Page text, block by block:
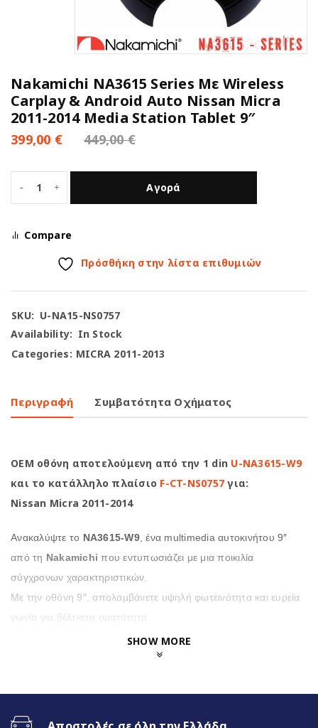
Nakamichi NA3615 Series Με Wireless
Carplay & Android Auto Nissan Micra
2011-2014 Media Station Tablet 9″
449,00€
399,00 €
Αγορά
Compare
Πρόσθήκη στην λίστα επιθυμιών
SKU: U-NA15-NS0757
Availability: In Stock
Categories: MICRA 2011-2013
Περιγραφή Συμβατότητα Οχήματος
OEM οθόνη αποτελούμενη από την 1 din U-NA3615-W9
και το κατάλληλο πλαίσιο F-CT-NS0757 για:
Nissan Micra 2011-2014
Ανακαλύψτε το NA3615-W9, ένα multimedia αυτοκινήτου 9″
από τη Nakamichi που εντυπωσιάζει με μια ποικιλία
σύγχρονων χαρακτηριστικών.
Με την οθόνη 9″, απολαμβάνετε υψηλή φωτεινότητα και ευρεία
γωνία για βέλτιστη ορατότητα.
προσφέρει μια σειρά από
υψηλής ανάλυσης και πολύχρωμο φωτισμό
SHOW MORE